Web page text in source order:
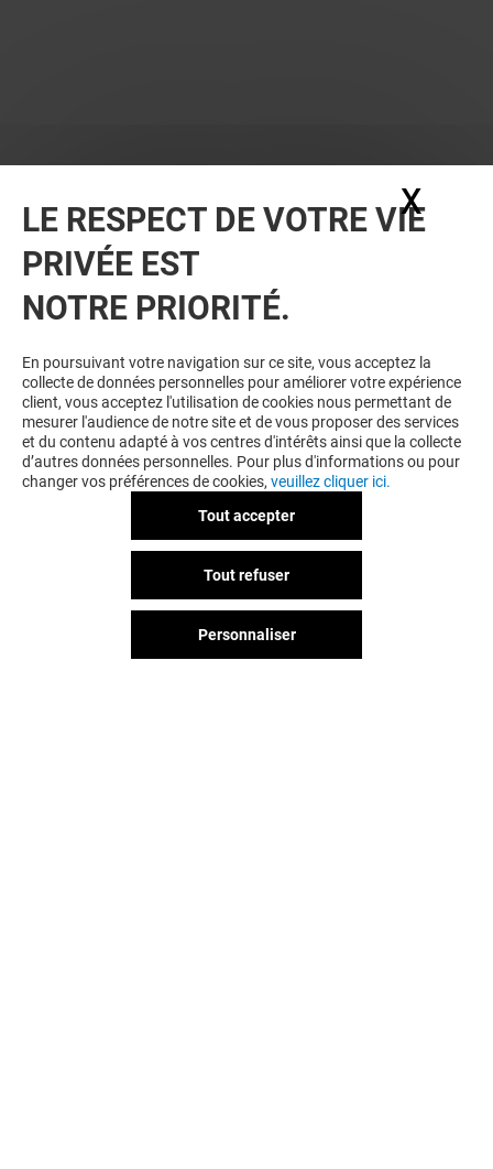
LE RESPECT DE VOTRE VIE
PRIVÉE EST
NOTRE PRIORITÉ.
En poursuivant votre navigation sur ce site, vous acceptez la
collecte de données personnelles pour améliorer votre expérience
client, vous acceptez l'utilisation de cookies nous permettant de
mesurer l'audience de notre site et de vous proposer des services
et du contenu adapté à vos centres d'intérêts ainsi que la collecte
d’autres données personnelles. Pour plus d'informations ou pour
changer vos préférences de cookies, veuillez cliquer ici.
Tout accepter
Tout refuser
Personnaliser
X